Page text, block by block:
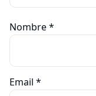
Nombre*
Email *